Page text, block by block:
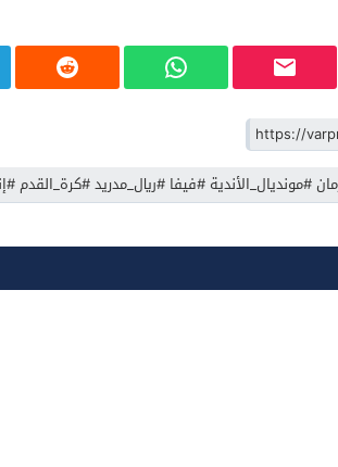
#مونديال_الأندية #فيفا #ريال_مدريد #كرة_القدم